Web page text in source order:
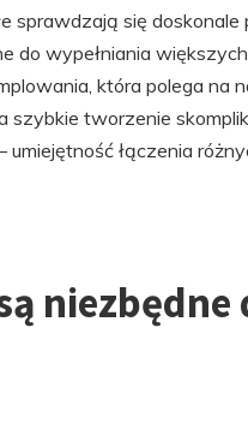
sprawdzają się doskonale
do wypełniania
która polega na
szybkie tworzenie
łączenia